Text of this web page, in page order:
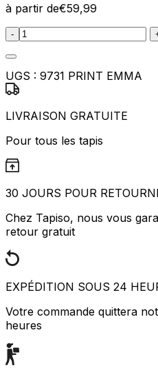
à partir de€59,99
:product_name quantity
-
UGS : 9731 PRINT EMMA
LIVRAISON GRATUITE
Pour tous les tapis
30 JOURS POUR
Chez Tapiso, nous vous
retour gratuit
EXPÉDITION SOUS 24
Votre commande quittera
heures